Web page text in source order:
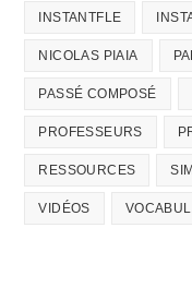
INSTANTFLE
NICOLAS PIAIA
PASSÉ COMPOSÉ
PROFESSEURS
RESSOURCES
VIDÉOS